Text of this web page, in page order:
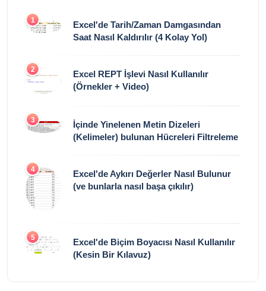
1
Excel'de Tarih/Zaman Damgasından
Saat Nasıl Kaldırılır (4 Kolay Yol)
2
Excel REPT İşlevi Nasıl Kullanılır
(Örnekler + Video)
3
İçinde Yinelenen Metin Dizeleri
(Kelimeler) bulunan Hücreleri Filtreleme
4
Excel'de Aykırı Değerler Nasıl Bulunur
(ve bunlarla nasıl başa çıkılır)
5
Excel'de Biçim Boyacısı Nasıl Kullanılır
(Kesin Bir Kılavuz)